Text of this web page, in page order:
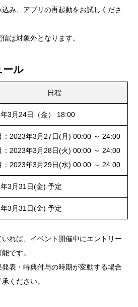
み、アプリの再起動をお試しくださ
は対象外となります。
ール
日程
3月24日（金） 18:00
：2023年3月27日(月) 00:00 ～ 24:00
：2023年3月28日(火) 00:00 ～ 24:00
：2023年3月29日(水) 00:00 ～ 24:00
3月31日(金) 予定
3月31日(金) 予定
れば、イベント開催中にエントリー
です。
表・特典付与の時期が変動する場合
ください。